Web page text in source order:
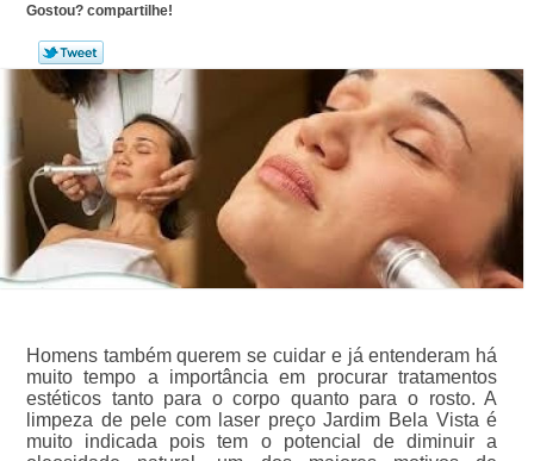
Gostou? compartilhe!
Homens também querem se cuidar e já entenderam há
muito tempo a importância em procurar tratamentos
estéticos tanto para o corpo quanto para o rosto. A
limpeza de pele com laser preço Jardim Bela Vista é
muito indicada pois tem o potencial de diminuir a